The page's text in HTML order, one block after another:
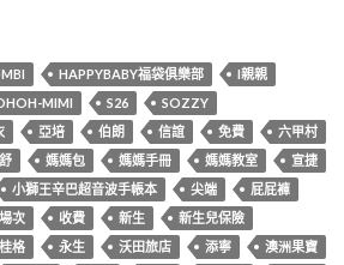
HAPPYBABY福袋俱樂部
I親親
MIMI S26
SOZZY
亞培 伯朗 信誼 免費
六甲村
媽媽包 媽媽手冊 媽媽教室
宣捷
小獅王辛巴超音波手帳本 尖端
屁屁褲
次 收費 新生
新生兒保險
桂格 永生 沃田旅店 添寧
澳洲果寶